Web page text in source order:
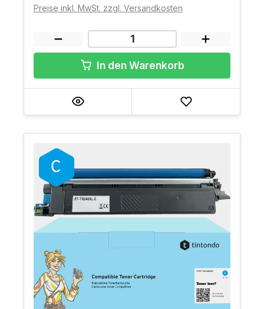
Preise inkl. MwSt. zzgl. Versandkosten
In den Warenkorb